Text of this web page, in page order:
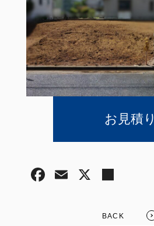
お見積り
BACK